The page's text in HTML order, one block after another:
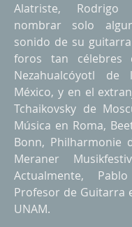
Alatriste,
nombrar solo
sonido de su
foros tan célebres
Nezahualcóyotl
México, y en el
Tchaikovsky de
Música en Roma,
Bonn, Philharmonie
Meraner
Actualmente,
Profesor de Guitarra
UNAM.